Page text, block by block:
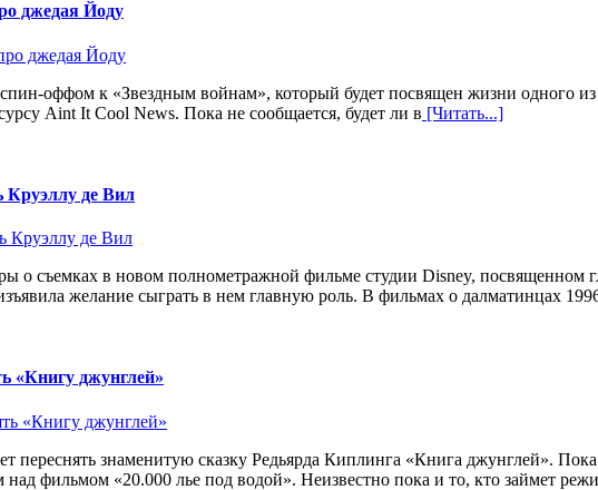
джедая Йоду
спин-оффом к «Звездным войнам», который будет посвящен жизни одного
Aint It Cool News. Пока не сообщается, будет ли в [Читать...]
Круэллу де Вил
о съемках в новом полнометражной фильме студии Disney,
желание сыграть в нем главную роль. В фильмах о далматинцах
«Книгу джунглей»
переснять знаменитую сказку Редьярда Киплинга «Книга джунглей».
фильмом «20.000 лье под водой». Неизвестно пока и то, кто займет